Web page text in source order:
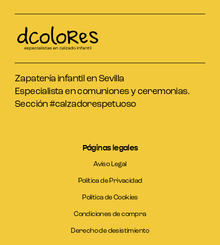
Zapatería infantil en Sevilla
Especialista en comuniones y ceremonias.
Sección #calzadorespetuoso
Páginas legales
Aviso Legal
Política de Privacidad
Política de Cookies
Condiciones de compra
Derecho de desistimiento